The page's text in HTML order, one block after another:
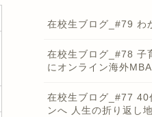
在校生ブログ_#79 わ
在校生ブログ_#78 子
にオンライン海外
在校生ブログ_#77 40
ンへ 人生の折り返し